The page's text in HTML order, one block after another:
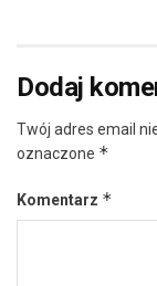
Dodaj
Twój adres email
oznaczone *
Komentarz *